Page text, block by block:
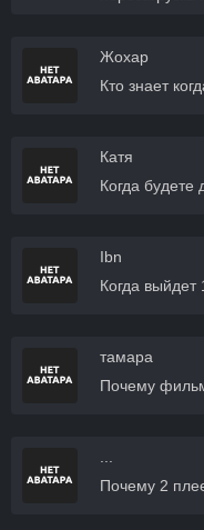
Жохар
Кто знает
Катя
Когда будете
Ibn
Когда выйдет
тамара
Почему
Почему 2